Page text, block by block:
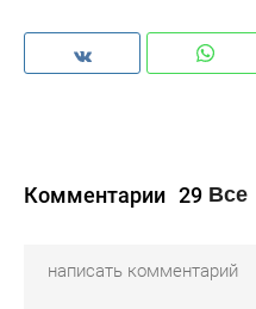
Комментарии 29 Все